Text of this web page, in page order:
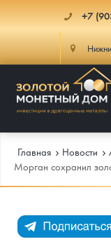
+7
Каталог Монет
Инфо
Главная Новости
Морган сохранил